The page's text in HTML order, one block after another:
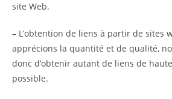
site Web.
– L’obtention de liens à partir de sites
apprécions la quantité et de qualité,
donc d’obtenir autant de liens de
possible.